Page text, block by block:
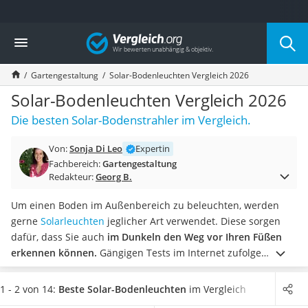
Die beliebtesten Vergleiche nach Kategorie
Baumarkt
Tresor feuerfest
Makita-Akku-Rasenmäher
Kappsäge
Smartes Türschloss
Akku-Rasentrimmer
Split-Klimaanlage 2 Innengeräte
Pelletofen
Tiefbrunnenpumpe
Fliesenschneider
Hochdruckreiniger
Doppelschleifer
Überwachungskamera
Benzinrasenmäher mit Elektrostart
Vergleich
Gartengestaltung Solar-Bodenleuchten Vergleich 2026
Solar-Bodenleuchten Vergleich 2026
Die besten Solar-Bodenstrahler im Vergleich.
Von:Sonja Di Leo
Expertin
Fachbereich:Gartengestaltung
Redakteur:Georg B.
Um einen Boden im Außenbereich zu beleuchten, werden
gerne Solarleuchten jeglicher Art verwendet. Diese sorgen
dafür, dass Sie auch im Dunkeln den Weg vor Ihren Füßen
erkennen können. Gängigen Tests im Internet zufolge
werden Solar-Bodenleuchten inverschiedenen Lichtfarben
angeboten und können schnell in Ihrem Garten aufgebaut
1 - 2 von 14: Beste Solar-Bodenleuchten im Vergleich